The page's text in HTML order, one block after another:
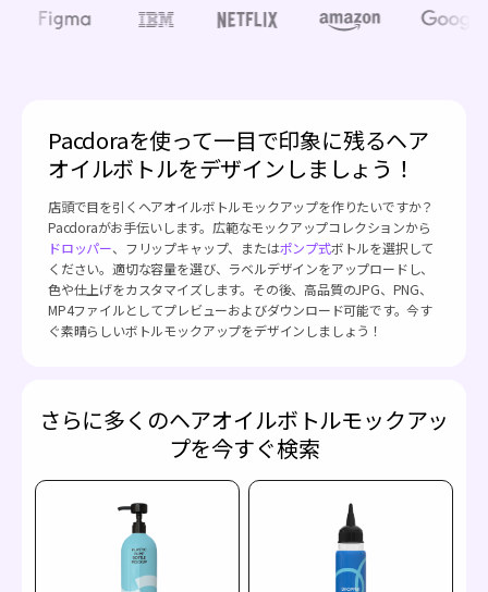
Pacdoraを使って一目で印象に残るヘア
オイルボトルをデザインしましょう！
店頭で目を引くヘアオイルボトルモックアップを作りたいですか？
Pacdoraがお手伝いします。広範なモックアップコレクションから
ドロッパー、フリップキャップ、またはポンプ式ボトルを選択して
ください。適切な容量を選び、ラベルデザインをアップロードし、
色や仕上げをカスタマイズします。その後、高品質のJPG、PNG、
MP4ファイルとしてプレビューおよびダウンロード可能です。今す
ぐ素晴らしいボトルモックアップをデザインしましょう！
さらに多くのヘアオイルボトルモックアッ
プを今すぐ検索